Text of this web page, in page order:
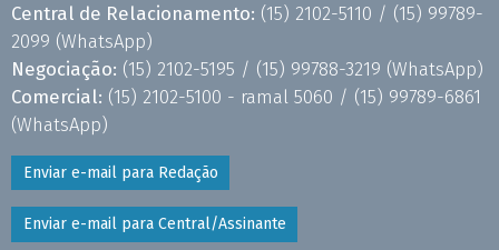
Central de Relacionamento: (15) 2102-5110 / (15) 99789-
2099 (WhatsApp)
Negociação: (15) 2102-5195 / (15) 99788-3219 (WhatsApp)
Comercial: (15) 2102-5100 - ramal 5060 / (15) 99789-6861
(WhatsApp)
Enviar e-mail para Redação
Enviar e-mail para Central/Assinante